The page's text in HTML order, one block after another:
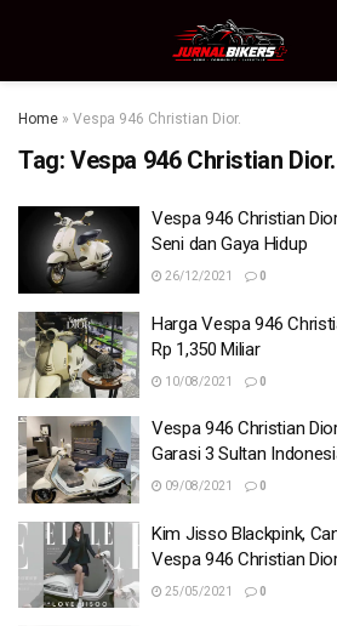
Home » Vespa 946 Christian Dior.
Tag: Vespa 946 Christian Dior.
Vespa 946 Christian
Seni dan Gaya Hidup
26/12/2021 0
Harga Vespa 946
Rp 1,350 Miliar
10/08/2021 0
Vespa 946 Christian
Garasi 3 Sultan
09/08/2021 0
Kim Jisso Blackpink,
Vespa 946 Christian
25/05/2021 0